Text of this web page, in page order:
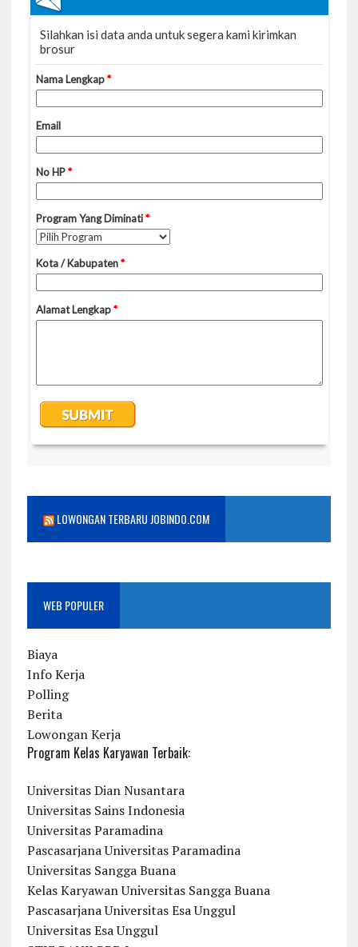
LOWONGAN TERBARU JOBINDO.COM
WEB POPULER
Biaya
Info Kerja
Polling
Berita
Lowongan Kerja
Program Kelas Karyawan Terbaik:
Universitas Dian Nusantara
Universitas Sains Indonesia
Universitas Paramadina
Pascasarjana Universitas Paramadina
Universitas Sangga Buana
Kelas Karyawan Universitas Sangga Buana
Pascasarjana Universitas Esa Unggul
Universitas Esa Unggul